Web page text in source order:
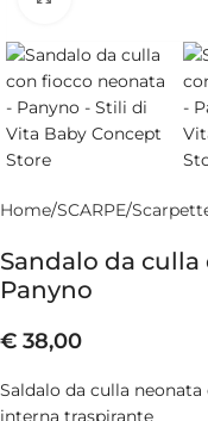
Home SCARPE
Sandalo da
Panyno
€ 38,00
Saldalo da culla
interna traspirante